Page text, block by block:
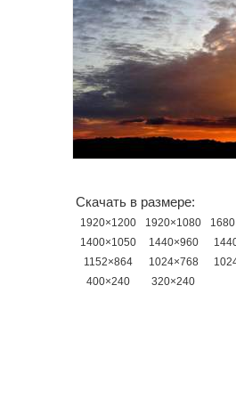
Скачать в размере:
1920×1200 1920×1080
1400×1050
1440×960
1152×864
1024×768
400×240
320×240